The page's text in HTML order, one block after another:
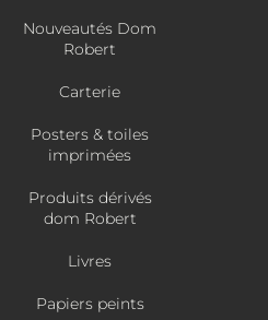
Nouveautés Dom
Robert
Carterie
Posters & toiles
imprimées
Produits dérivés
dom Robert
Livres
Papiers peints